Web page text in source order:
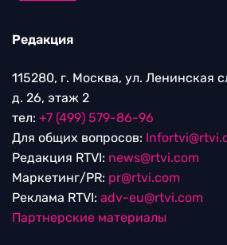
Редакция
115280, г. Москва, ул. Ленинская
д. 26, этаж 2
тел: +7 (499) 579-86-96
Для общих вопросов:
Редакция RTVI: news@rtvi.com
Маркетинг/PR: pr@rtvi.com
Реклама RTVI: adv-eu@rtvi.com
Партнерские материалы